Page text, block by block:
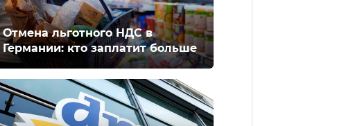
Отмена льготного НДС в
Германии: кто заплатит больше